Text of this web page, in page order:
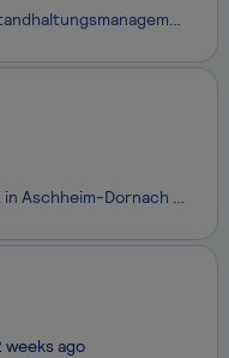
Der Bereich Strom- und Wärmeerzeugung ist verantwortlich für Betrieb und Instandhaltungsmanagement aller SWM Energie-Erzeugungsanlagen. Zum umfangreichen Anlagenpark gehören sowohl fossil befeuerte Heizkraftwerke und Spitzenlastheizwerke als auch regenerative Anlagen zur Nutzung von Wasserkraft, Geo
VESTNER Aufzüge GmbH ist ein inter­natio­nal tätiges Unter­nehmen mit Haupt­sitz in Aschheim-Dornach bei München. Durch unsere über 90-jährige Erfahrung im Auf­zugs­bau bieten wir höchste Qualität, innovative Technik und kunden­orien­tierte Lösungen. Diese Faktoren tragen dazu bei, dass VESTNER eine
weeks ago